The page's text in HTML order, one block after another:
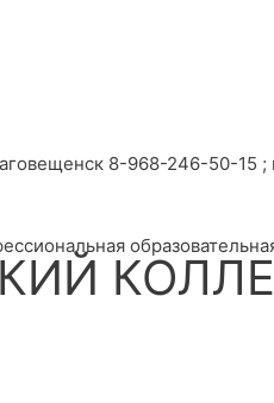
8-968-246-50-15 ;